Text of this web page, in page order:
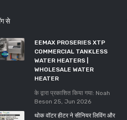
से
EEMAX PROSERIES XTP
COMMERCIAL TANKLESS
WATER HEATERS |
WHOLESALE WATER
HEATER
के द्वारा प्रकाशित किया गया: Noah
Beson 25, Jun 2026
थोक वॉटर हीटर ने सीनियर लिविंग और